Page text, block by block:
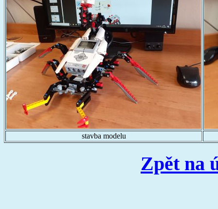
stavba modelu
Zpět na